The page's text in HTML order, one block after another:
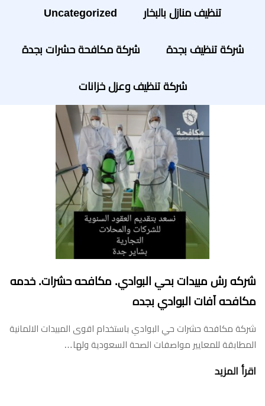
تنظيف منازل بالبخار Uncategorized
شركة تنظيف بجدة شركة مكافحة حشرات بجدة
شركة تنظيف وعزل خزانات
شركه رش مبيدات بحي البوادي. مكافحه حشرات. خدمه
مكافحه آفات البوادي بجده
شركة مكافحة حشرات حي البوادي باستخدام اقوى المبيدات الالمانية
المطابقة للمعايير مواصفات الصحة السعودية ولها…
اقرأ المزيد